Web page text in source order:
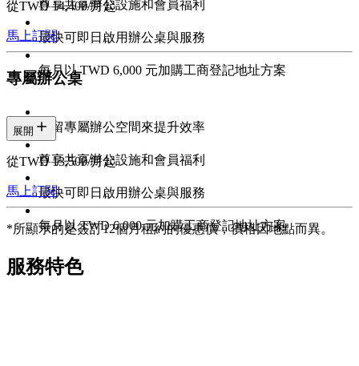
尊享共享辦公設施和會員福利
最快可即日啟用辦公桌與服務
每月以 TWD 6,000 元加購工商登記地址方案
從TWD 14,400/月起
馬上訂閱
專屬辦公桌
預留專屬辦公空間來提升效率
尊享共享辦公設施和會員福利
最快可即日啟用辦公桌與服務
每月以 TWD 6,000 元加購工商登記地址方案
展開
從TWD 13,500/月起
馬上訂閱
*所顯示的是簽訂12個月租約的優惠價，價格因地點而異。
服務特色